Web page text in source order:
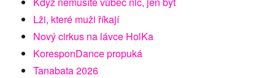
Lži, které muži říkají
Nový cirkus na lávce HolKa
KoresponDance propuká
Tanabata 2026